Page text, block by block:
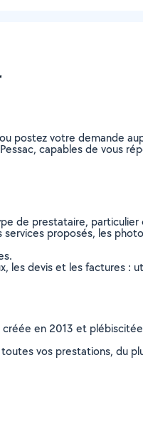
postez votre demande
capables de vous
de prestataire, particulier
proposés, les
les devis et les factures :
en 2013 et
vos prestations, du